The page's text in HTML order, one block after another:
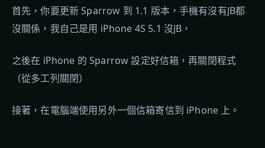
首先，你要更新 Sparrow 到 1.1 版本，手機有沒有JB都
沒關係，我自己是用 iPhone 4S 5.1 沒JB，
之後在 iPhone 的 Sparrow 設定好信箱，再關閉程式
（從多工列關閉）
接著，在電腦端使用另外一個信箱寄信到 iPhone 上。